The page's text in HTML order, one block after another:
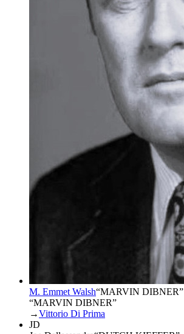
M. Emmet Walsh“MARVIN DIBNER”
“MARVIN DIBNER”
→Vittorio Di Prima
JD